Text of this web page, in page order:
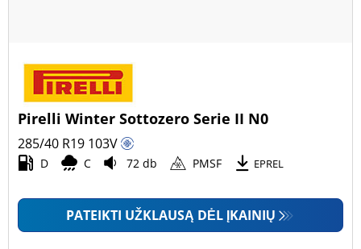
Pirelli Winter Sottozero Serie II N0
285/40 R19 103V
D C 72 db PMSF EPREL
PATEIKTI UŽKLAUSĄ DĖL ĮKAINIŲ